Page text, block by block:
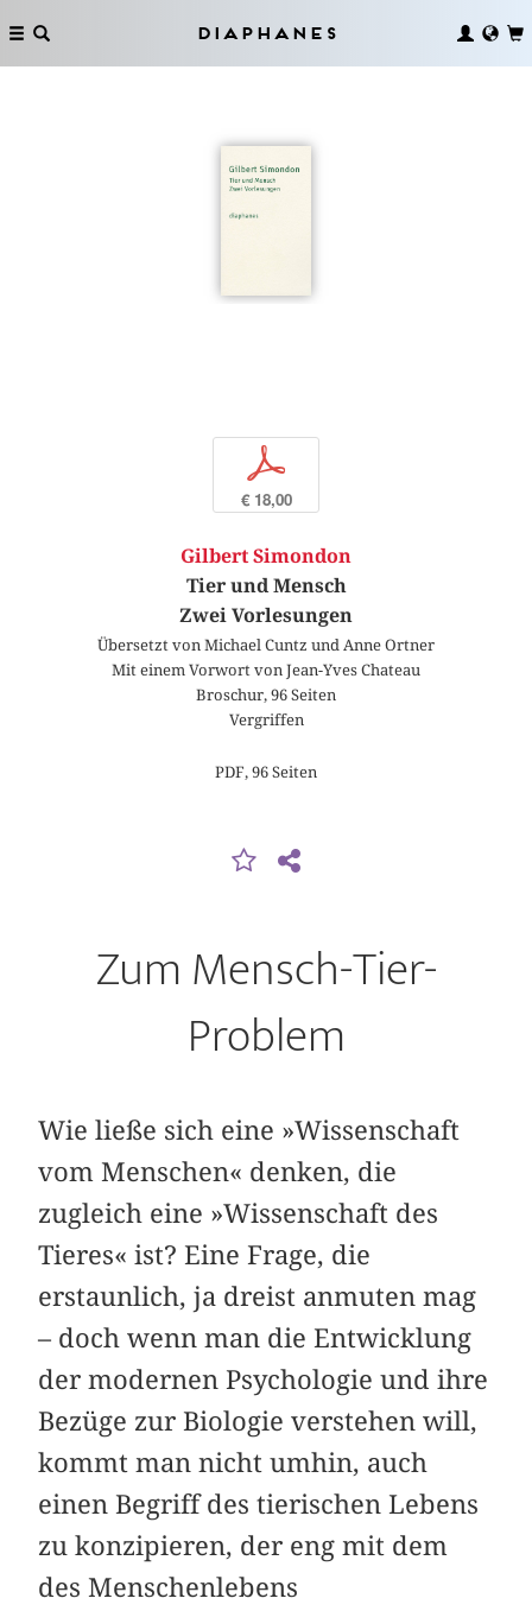
Diaphanes
p
€ 18,00
Gilbert Simondon
Tier und Mensch
Zwei Vorlesungen
Übersetzt von Michael Cuntz und Anne Ortner
Mit einem Vorwort von Jean-Yves Chateau
Broschur, 96 Seiten
Vergriffen
PDF, 96 Seiten
Zum Mensch-Tier-
Problem
Wie ließe sich eine »Wissenschaft
vom Menschen« denken, die
zugleich eine »Wissenschaft des
Tieres« ist? Eine Frage, die
erstaunlich, ja dreist anmuten mag
– doch wenn man die Entwicklung
der modernen Psychologie und ihre
Bezüge zur Biologie verstehen will,
kommt man nicht umhin, auch
einen Begriff des tierischen Lebens
zu konzipieren, der eng mit dem
des Menschenlebens